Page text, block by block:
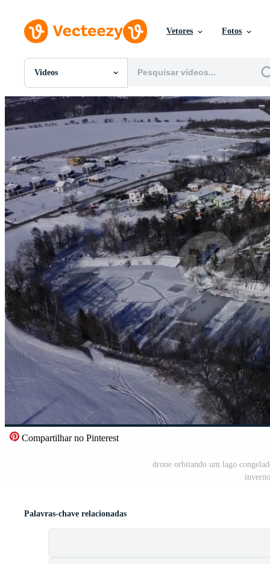
Vetores Fotos
Videos
Todas Imagens
PNGs
PSDs
Modelos
Vetores
Videos
Motion graphics
Imagens Editoriais
Eventos Editoriais
Compartilhar no Pinterest
drone orbitando um lago
Palavras-chave relacionadas